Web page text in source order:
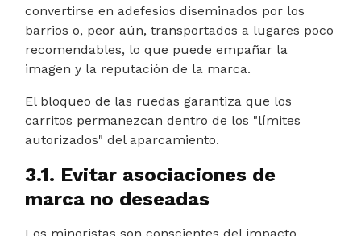
convertirse en adefesios diseminados por los
barrios o, peor aún, transportados a lugares poco
recomendables, lo que puede empañar la
imagen y la reputación de la marca.
El bloqueo de las ruedas garantiza que los
carritos permanezcan dentro de los "límites
autorizados" del aparcamiento.
3.1. Evitar asociaciones de
marca no deseadas